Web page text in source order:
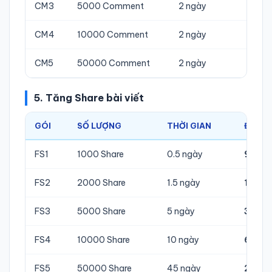
CM3 5000 Comment 2 ngày
CM4 10000 Comment 2 ngày
CM5 50000 Comment 2 ngày
5. Tăng Share bài viết
GÓI SỐ LƯỢNG THỜI GIAN ĐƠN
FS1 1000 Share 0.5 ngày
FS2 2000 Share 1.5 ngày
FS3 5000 Share 5 ngày
FS4 10000 Share 10 ngày
FS5 50000 Share 45 ngày